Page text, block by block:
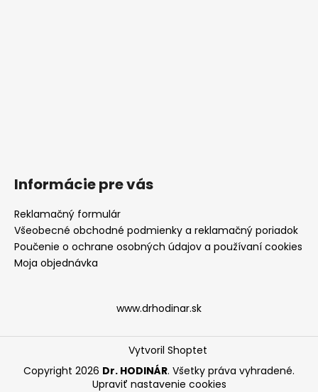
Informácie pre vás
Reklamačný formulár
Všeobecné obchodné podmienky a reklamačný poriadok
Poučenie o ochrane osobných údajov a používaní cookies
Moja objednávka
www.drhodinar.sk
Vytvoril Shoptet
Copyright 2026 Dr. HODINÁR. Všetky práva vyhradené.
Upraviť nastavenie cookies